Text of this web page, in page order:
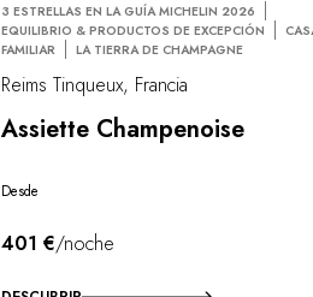
3 ESTRELLAS EN LA GUÍA MICHELIN 2026
EQUILIBRIO & PRODUCTOS DE EXCEPCIÓN
FAMILIAR
LA TIERRA DE CHAMPAGNE
Reims Tinqueux, Francia
Assiette Champenoise
Desde
401 €/noche